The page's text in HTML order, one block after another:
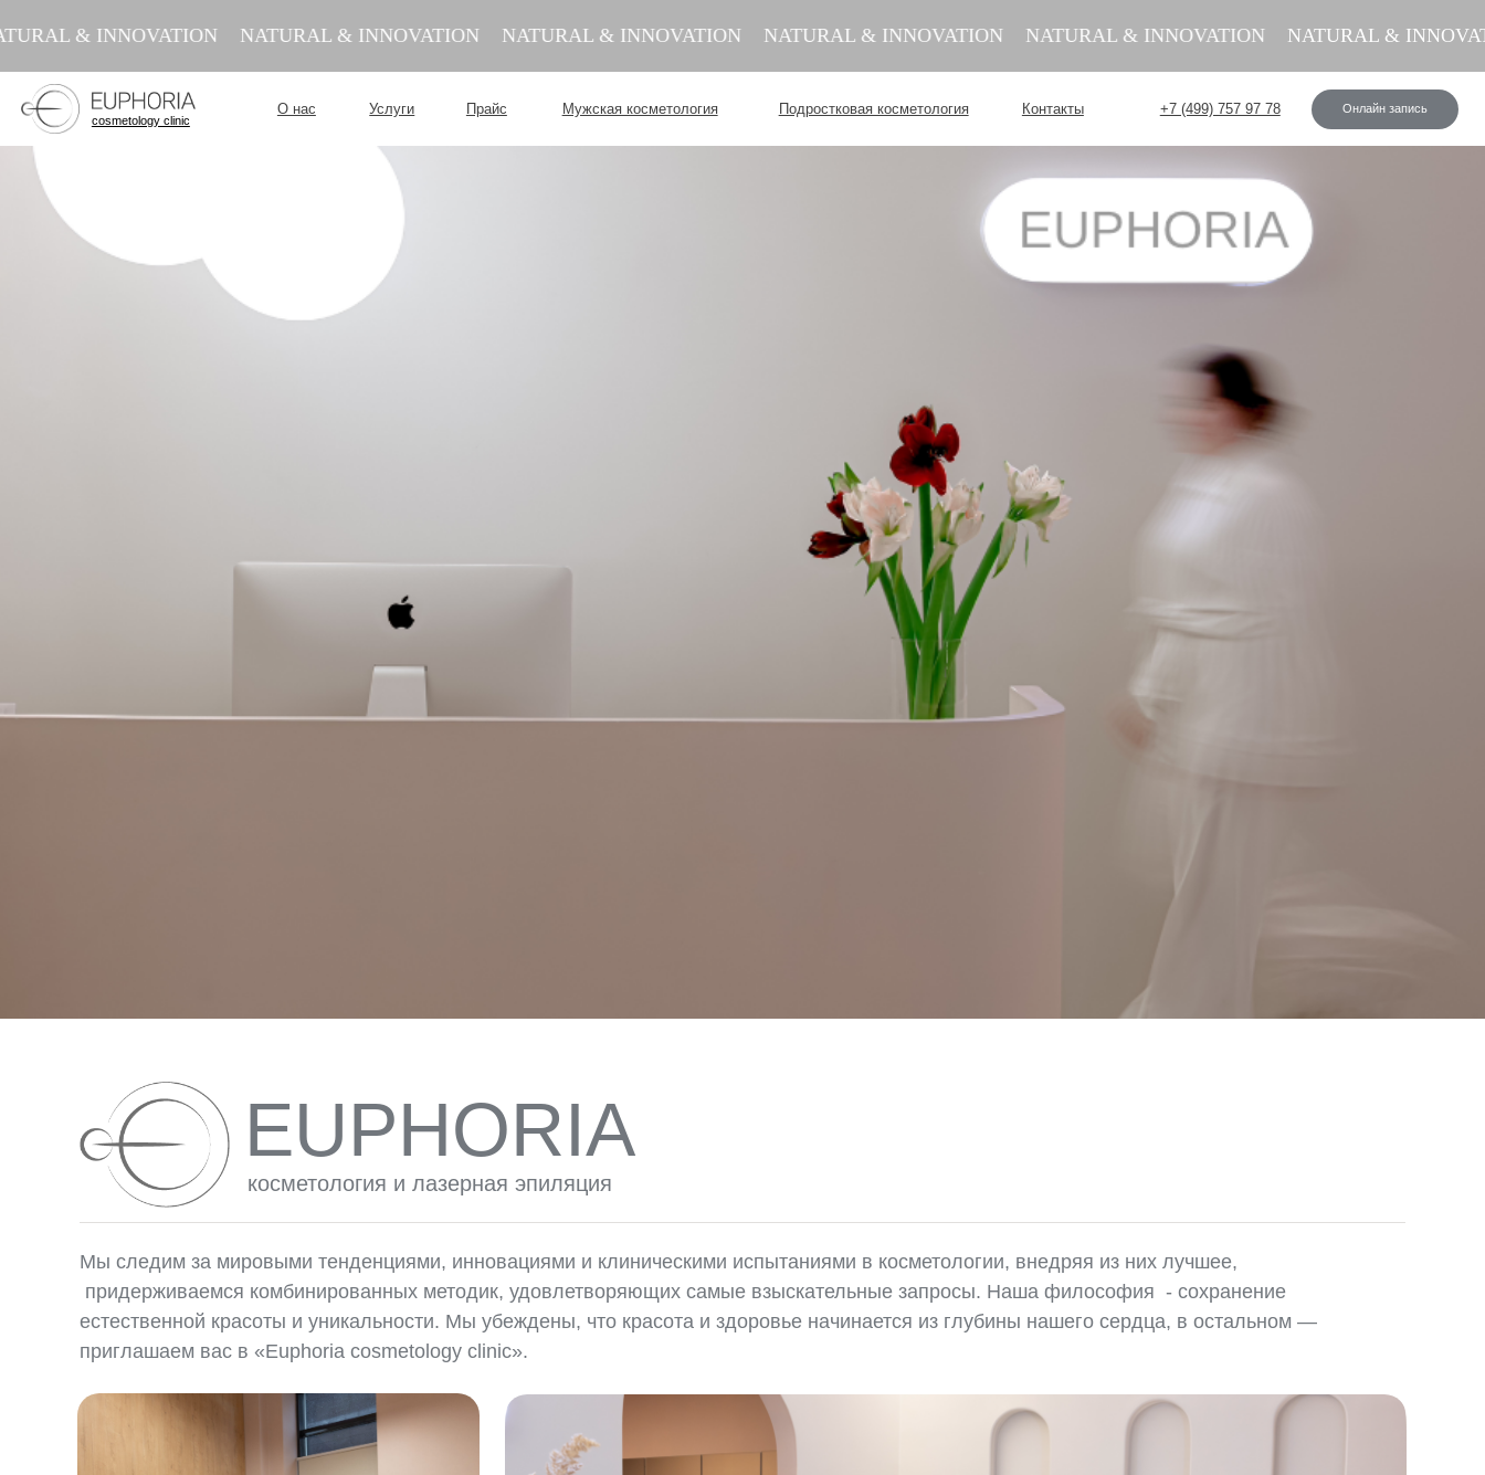
& INNOVATION NATURAL & INNOVATION NATURAL & INNOVATION NATURAL & INNOVATION NATURAL & INNOVATION NATURAL & INNOVATION
cosmetology clinic
EUPHORIA
косметология и лазерная эпиляция
Мы следим за мировыми тенденциями, инновациями и клиническими испытаниями в косметологии, внедряя из них лучшее,
придерживаемся комбинированных методик, удовлетворяющих самые взыскательные запросы. Наша философия - сохранение
естественной красоты и уникальности. Мы убеждены, что красота и здоровье начинается из глубины нашего сердца, в остальном —
приглашаем вас в «Euphoria cosmetology clinic».